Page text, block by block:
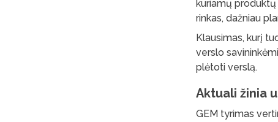
kuriamų
rinkas, dažniau
Klausimas, kurį
verslo
plėtoti verslą.
Aktuali žinia
GEM tyrimas